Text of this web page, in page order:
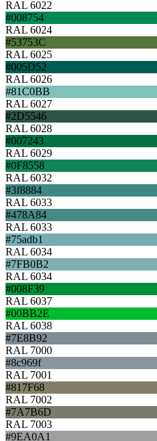
RAL 6022
#008754
RAL 6024
#53753C
RAL 6025
#005D52
RAL 6026
#81C0BB
RAL 6027
#2D5546
RAL 6028
#007243
RAL 6029
#0F8558
RAL 6032
#3f8884
RAL 6033
#478A84
RAL 6033
#75adb1
RAL 6034
#7FB0B2
RAL 6034
#008F39
RAL 6037
#00BB2E
RAL 6038
#7E8B92
RAL 7000
#8c969f
RAL 7001
#817F68
RAL 7002
#7A7B6D
RAL 7003
#9EA0A1